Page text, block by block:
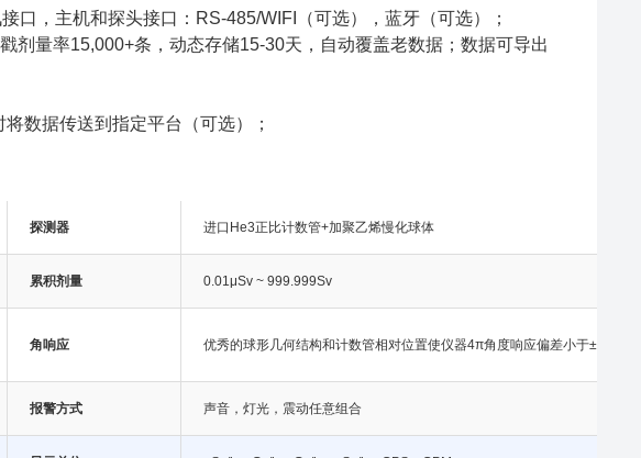
口，主机和探头接口：RS-485/WIFI（可选），蓝牙（可选）；
剂量率15,000+条，动态存储15-30天，自动覆盖老数据；数据可导出
数据传送到指定平台（可选）；
探测器 进口He3正比计数管+加聚乙烯慢化球体
累积剂量 0.01μSv ~ 999.999Sv
角响应 优秀的球形几何结构和计数管相对位置使仪器4π角度响应偏差小于±10%
报警方式 声音，灯光，震动任意组合